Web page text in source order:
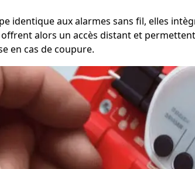
identique aux alarmes sans fil, elles
alors un accès distant et
en cas de coupure.